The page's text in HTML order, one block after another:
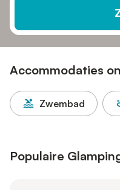
Accommodaties
Zwembad
Populaire